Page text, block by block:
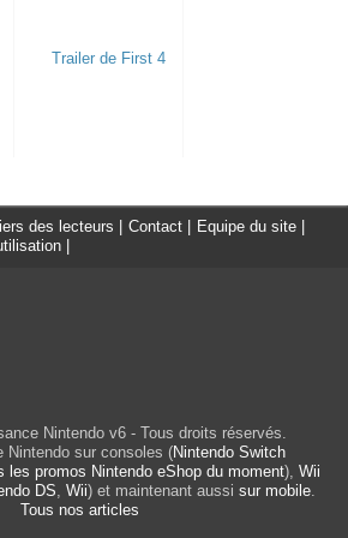
des lecteurs Contact Equipe du site
Nintendo v6 - Tous droits réservés.
Nintendo sur consoles (Nintendo Switch
les promos Nintendo eShop du moment), Wii
DS, Wii) et maintenant aussi sur mobile.
Tous nos articles